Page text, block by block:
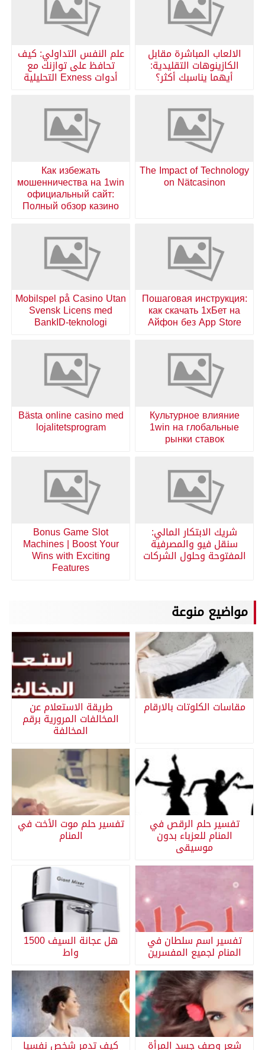
الالعاب المباشرة مقابل
الكازينوهات التقليدية:
أيهما يناسبك أكثر؟
علم النفس التداولي: كيف
تحافظ على توازنك مع
أدوات Exness التحليلية
The Impact of Technology
on Nätcasinon
Как избежать
мошенничества на 1win
официальный сайт:
Полный обзор казино
Пошаговая инструкция:
как скачать 1хБет на
Айфон без App Store
Mobilspel på Casino Utan
Svensk Licens med
BankID-teknologi
Культурное влияние
1win на глобальные
рынки ставок
Bästa online casino med
lojalitetsprogram
شريك الابتكار المالي:
سنقل فيو والمصرفية
المفتوحة وحلول الشركات
Bonus Game Slot
Machines | Boost Your
Wins with Exciting
Features
مواضيع منوعة
مقاسات الكلوتات بالارقام طريقة الاستعلام عن
المخالفات المرورية برقم
المخالفة
تفسير حلم الرقص في
المنام للعزباء بدون
موسيقى
تفسير حلم موت الأخت في
المنام
تفسير اسم سلطان في
المنام لجميع المفسرين
هل عجانة السيف 1500
واط
شعر وصف جسد المرأة كيف تدمر شخص نفسيا